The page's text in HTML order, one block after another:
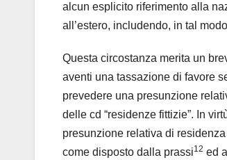
alcun esplicito riferimento alla
all’estero, includendo, in tal
Questa circostanza merita un
aventi una tassazione di favore
prevedere una presunzione
delle cd “residenze fittizie”. In
presunzione relativa di
come disposto dalla prassi12 ed